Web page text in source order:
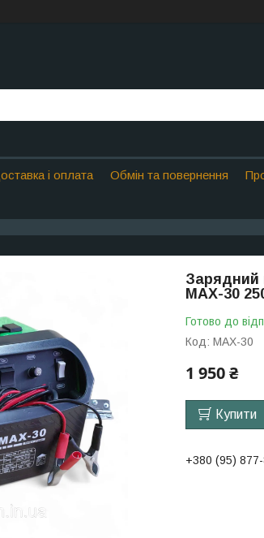
і оплата Обмін та повернення
Зарядний
MAX-30
Готово до
Код: MAX-30
1 950 ₴
Купити
+380 (95)